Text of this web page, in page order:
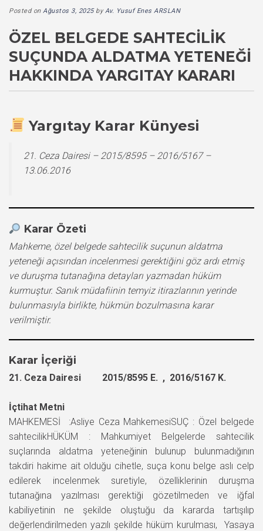
Posted on Ağustos 3, 2025byAv. Yusuf Enes ARSLAN
ÖZEL BELGEDE SAHTECILIK
SUÇUNDA ALDATMA YETENEĞI
HAKKINDA YARGITAY KARARI
Yargıtay Karar Künyesi
21. Ceza Dairesi – 2015/8595 – 2016/5167 –
13.06.2016
Karar Özeti
Mahkeme, özel belgede sahtecilik suçunun aldatma
yeteneği açısından incelenmesi gerektiğini göz ardı etmiş
ve duruşma tutanağına detayları yazmadan hüküm
kurmuştur. Sanık müdafiinin temyiz itirazlarının yerinde
bulunmasıyla birlikte, hükmün bozulmasına karar
verilmiştir.
Karar İçeriği
21. Ceza Dairesi 2015/8595 E. , 2016/5167 K.
İçtihat Metni
MAHKEMESİ :Asliye Ceza MahkemesiSUÇ : Özel belgede
sahtecilikHÜKÜM : Mahkumiyet Belgelerde sahtecilik
suçlarında aldatma yeteneğinin bulunup bulunmadığının
takdiri hakime ait olduğu cihetle, suça konu belge aslı celp
edilerek incelenmek suretiyle, özelliklerinin duruşma
tutanağına yazılması gerektiği gözetilmeden ve iğfal
kabiliyetinin ne şekilde oluştuğu da kararda tartışılıp
değerlendirilmeden yazılı şekilde hüküm kurulması, Yasaya